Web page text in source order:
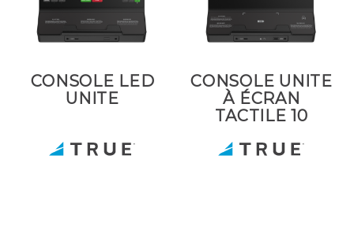
CONSOLE LED
UNITE
CONSOLE UNITE
À ÉCRAN
TACTILE 10